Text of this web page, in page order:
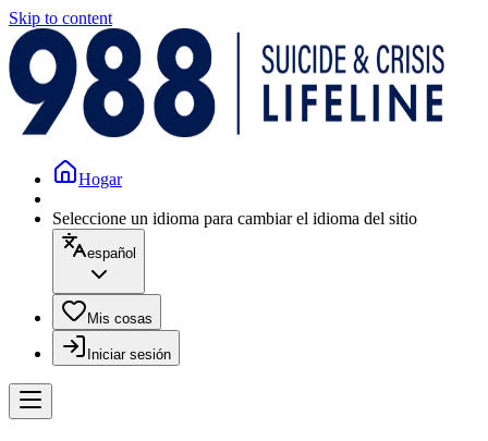
Skip to content
Hogar
Seleccione un idioma para cambiar el idioma del sitio
español
Mis cosas
Iniciar sesión